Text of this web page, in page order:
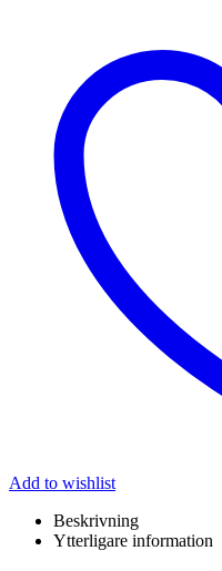
Add to wishlist
Beskrivning
Ytterligare information